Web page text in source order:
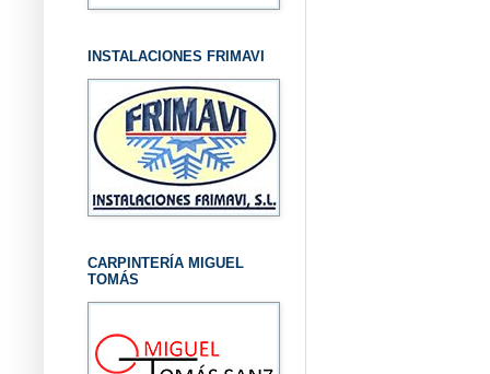
INSTALACIONES FRIMAVI
CARPINTERÍA MIGUEL
TOMÁS